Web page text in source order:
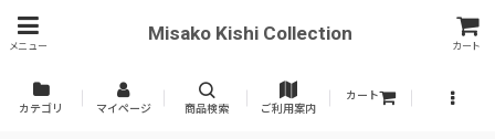
メニュー
Misako Kishi Collection
カート
カテゴリ マイページ 商品検索 ご利用案内
カート